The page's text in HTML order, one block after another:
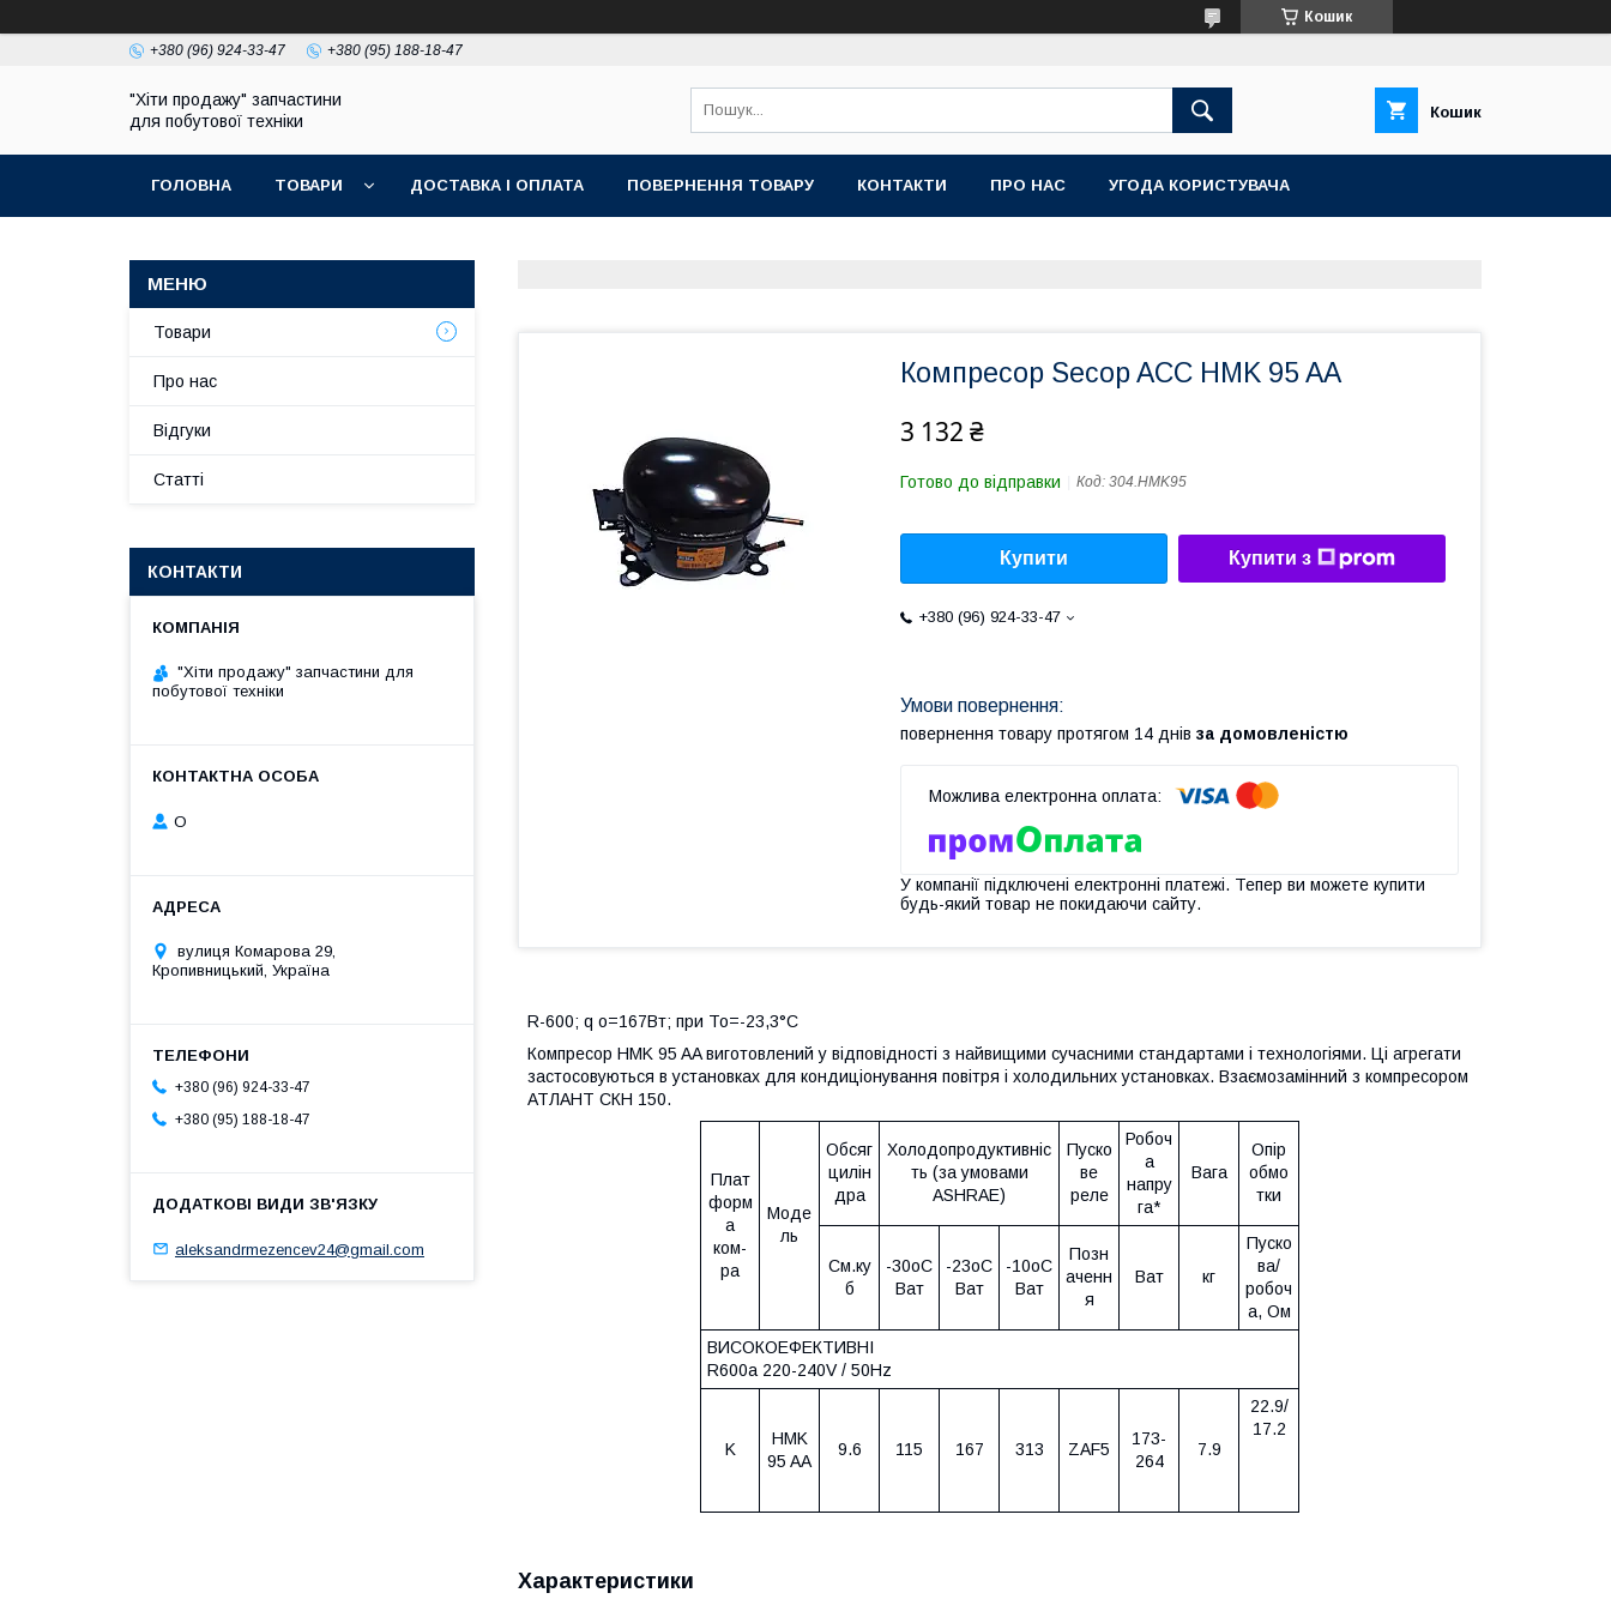
Кошик
+380 (96) 924-33-47 +380 (95) 188-18-47
"Хіти продажу" запчастини
для побутової техніки
Кошик
ГОЛОВНА ТОВАРИ ДОСТАВКА І ОПЛАТА ПОВЕРНЕННЯ ТОВАРУ КОНТАКТИ ПРО НАС УГОДА КОРИСТУВАЧА
Компресор Secop ACC HMK 95 AA
3 132 ₴
Готово до відправки Код: 304.HMK95
Купити Купити з
+380 (96) 924-33-47
повернення товару протягом 14 днів за домовленістю
У компанії підключені електронні платежі. Тепер ви можете купити
будь-який товар не покидаючи сайту.
R-600; q о=167Вт; при То=-23,3°C
Компресор HMK 95 AA виготовлений у відповідності з найвищими сучасними стандартами і технологіями. Ці агрегати
застосовуються в установках для кондиціонування повітря і холодильних установках. Взаємозамінний з компресором
АТЛАНТ СКН 150.
Плат
форм
а
ком-
ра
Моде
ль
Обсяг
цилін
дра
Холодопродуктивніс
ть (за умовами
ASHRAE)
Пуско
ве
реле
Робоч
а
напру
га*
Вага
Опір
обмо
тки
См.ку
б
-30оС
Ват
-23оС
Ват
-10оС
Ват
Позн
аченн
я
Ват кг
Пуско
ва/
робоч
а, Ом
ВИСОКОЕФЕКТИВНІ
R600a 220-240V / 50Hz
K
HMK
95 AA
9.6 115 167 313 ZAF5
173-
264
7.9
22.9/
17.2
Характеристики
Товари
Про нас
Відгуки
Статті
КОНТАКТИ
"Хіти продажу" запчастини для
побутової техніки
О
вулиця Комарова 29,
Кропивницький, Україна
+380 (96) 924-33-47
+380 (95) 188-18-47
aleksandrmezencev24@gmail.com